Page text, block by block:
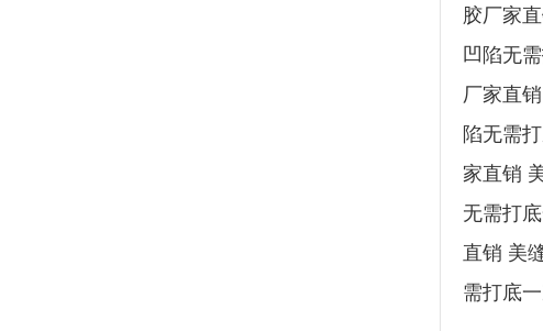
胶厂家
凹陷无
厂家直
陷无需
家直销
无需打
直销 美
需打底